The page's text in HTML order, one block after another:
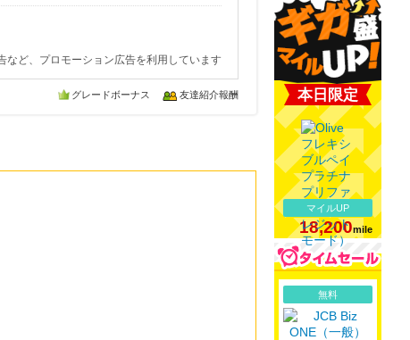
など、プロモーション広告を利用しています
グレードボーナス 友達紹介報酬 本日限定
マイルUP
18,200mile
無料